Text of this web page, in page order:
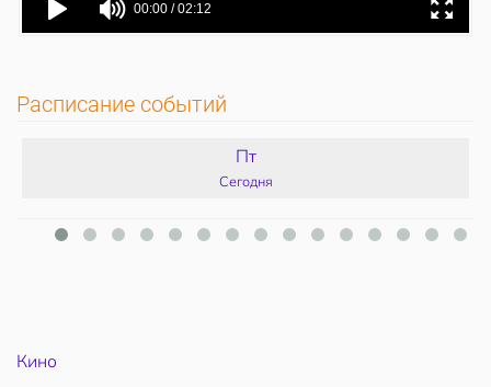
Расписание событий
Пт
Сегодня
Кино